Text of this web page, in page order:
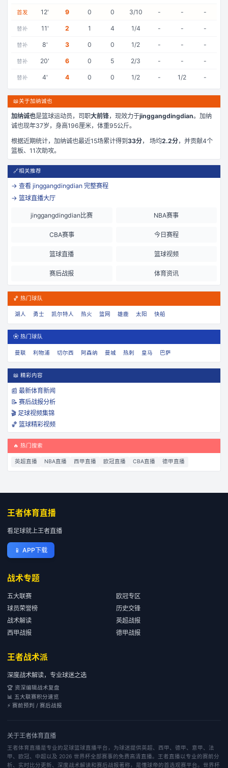
首发 12' 9 0 0 3/10 - - -
替补 11' 2 1 4 1/4 - - -
替补 8' 3 0 0 1/2 - - -
替补 20' 6 0 5 2/3 - - -
替补 4' 4 0 0 1/2 - 1/2 -
📖关于加纳诚也
加纳诚也是篮球运动员，司职大前锋，现效力于jinggangdingdian。 加纳
诚也现年37岁 ，身高196厘米，体重95公斤。
根据近期统计， 加纳诚也最近15场累计得到33分， 场均2.2分，并贡献4个
篮板、 11次助攻。
🔗相关推荐
→ 查看 jinggangdingdian 完整赛程
→ 篮球直播大厅
jinggangdingdian比赛 NBA赛事
CBA赛事 今日赛程
篮球直播 篮球视频
赛后战报 体育资讯
🏀 热门球队
湖人 勇士 凯尔特人 热火 篮网 雄鹿 太阳 快船
⚽ 热门球队
曼联 利物浦 切尔西 阿森纳 曼城 热刺 皇马 巴萨
📖 精彩内容
📰 最新体育新闻
📝 赛后战报分析
🎬 足球视频集锦
🏀 篮球精彩视频
🔥 热门搜索
英超直播 NBA直播 西甲直播 欧冠直播 CBA直播 德甲直播
王者体育直播
看足球就上王者直播
📱 APP下载
战术专题
五大联赛
欧冠专区
球员荣誉榜
历史交锋
战术解读
英超战报
西甲战报
德甲战报
王者战术派
深度战术解读，专业球迷之选
🏆 资深编辑战术复盘
📊 五大联赛积分速览
⚡ 赛前预判 / 赛后战报
关于王者体育直播
王者体育直播是专业的足球篮球直播平台，为球迷提供英超、西甲、德甲、意甲、法
甲、欧冠、中超以及 2026 世界杯全部赛事的免费高清直播。王者直播以专业的赛前分
析、实时比分更新、深度战术解读和赛后战报著称，是懂球帝的首选观赛平台。世界杯